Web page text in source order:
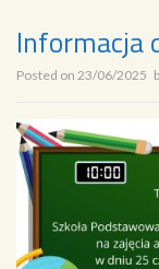
Informacja
Posted on 23/06/2025